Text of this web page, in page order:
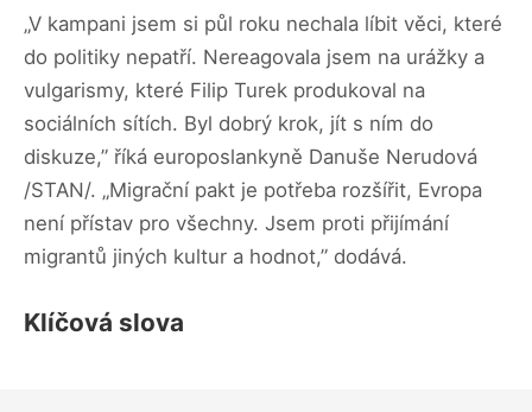
„V kampani jsem si půl roku nechala líbit věci, které
do politiky nepatří. Nereagovala jsem na urážky a
vulgarismy, které Filip Turek produkoval na
sociálních sítích. Byl dobrý krok, jít s ním do
diskuze,” říká europoslankyně Danuše Nerudová
/STAN/. „Migrační pakt je potřeba rozšířit, Evropa
není přístav pro všechny. Jsem proti přijímání
migrantů jiných kultur a hodnot,” dodává.
Klíčová slova